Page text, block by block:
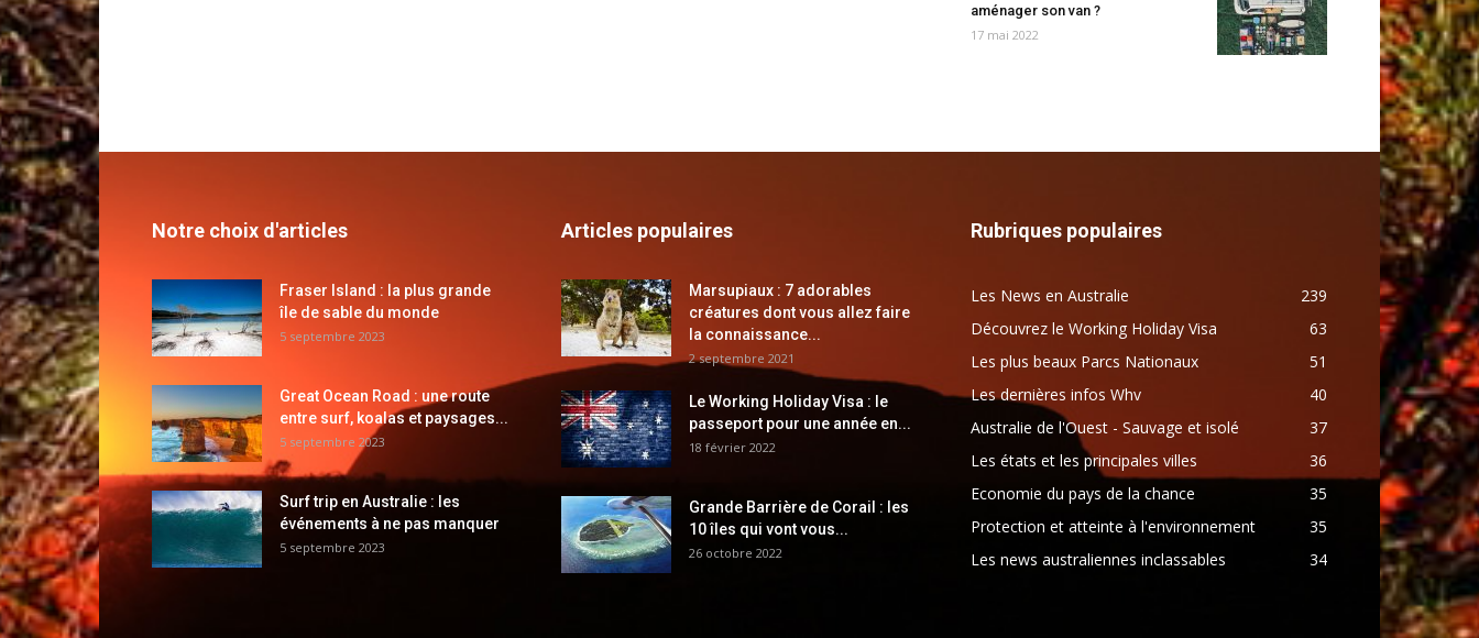
aménager son van ?
17 mai 2022
Notre choix d'articles
Fraser Island : la plus grande
île de sable du monde
5 septembre 2023
Great Ocean Road : une route
entre surf, koalas et paysages...
5 septembre 2023
Surf trip en Australie : les
événements à ne pas manquer
5 septembre 2023
Articles populaires
Marsupiaux : 7 adorables
créatures dont vous allez faire
la connaissance...
2 septembre 2021
Le Working Holiday Visa : le
passeport pour une année en...
18 février 2022
Grande Barrière de Corail : les
10 îles qui vont vous...
26 octobre 2022
Rubriques populaires
Les News en Australie
239
Découvrez le Working Holiday Visa
63
Les plus beaux Parcs Nationaux
51
Les dernières infos Whv
40
Australie de l'Ouest - Sauvage et isolé
37
Les états et les principales villes
36
Economie du pays de la chance
35
Protection et atteinte à l'environnement
35
Les news australiennes inclassables
34